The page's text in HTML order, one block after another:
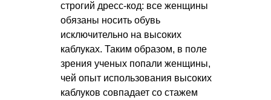
строгий дресс-код: все женщины
обязаны носить обувь
исключительно на высоких
каблуках. Таким образом, в поле
зрения ученых попали женщины,
чей опыт использования высоких
каблуков совпадает со стажем